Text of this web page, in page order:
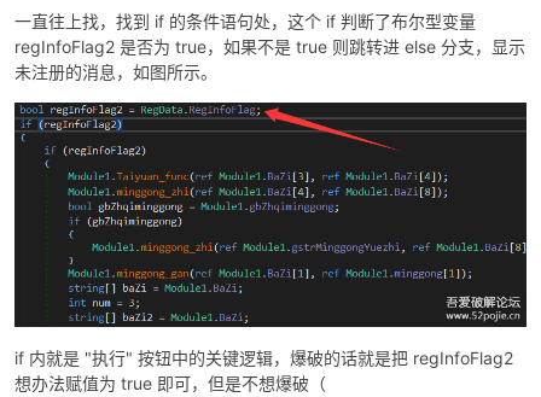
一直往上找，找到 if 的条件语句处，这个 if 判断了布尔型变量
regInfoFlag2 是否为 true，如果不是 true 则跳转进 else 分支，显示
未注册的消息，如图所示。
if 内就是 "执行" 按钮中的关键逻辑，爆破的话就是把 regInfoFlag2
想办法赋值为 true 即可，但是不想爆破（